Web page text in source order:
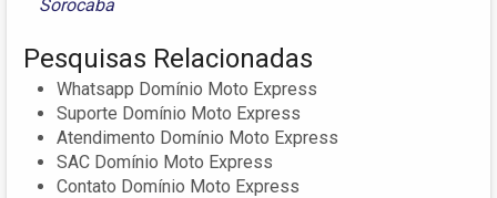
Sorocaba
Pesquisas Relacionadas
Whatsapp Domínio Moto Express
Suporte Domínio Moto Express
Atendimento Domínio Moto Express
SAC Domínio Moto Express
Contato Domínio Moto Express